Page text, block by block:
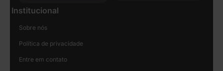
Institucional
Sobre nós
Política de privacidade
Entre em contato